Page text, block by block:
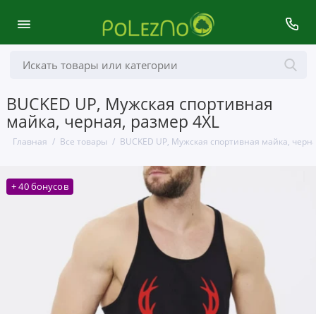
BUCKED UP, Мужская спортивная
майка, черная, размер 4XL
Главная Все товары BUCKED UP, Мужская спортивная майка,
+ 40 бонусов